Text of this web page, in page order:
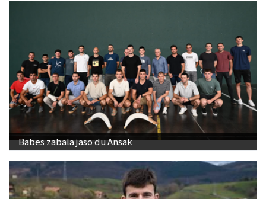
Babes zabala jaso du Ansak